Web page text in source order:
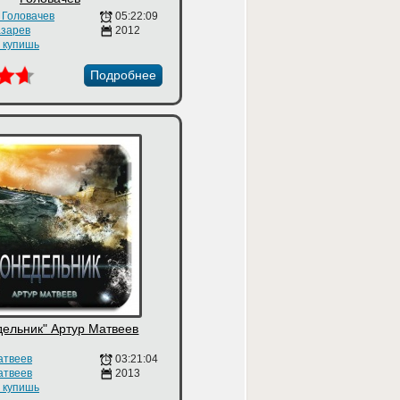
купишь
05:22:09
2012
Подробнее
Артур Матвеев
купишь
03:21:04
2013